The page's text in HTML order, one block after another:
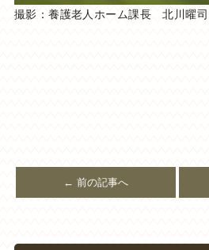
撮影：養護老人ホーム課長 北川曜司
← 前の記事へ